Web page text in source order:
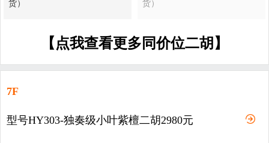
货） 货）
【点我查看更多同价位二胡】
7F
型号HY303-独奏级小叶紫檀二胡2980元